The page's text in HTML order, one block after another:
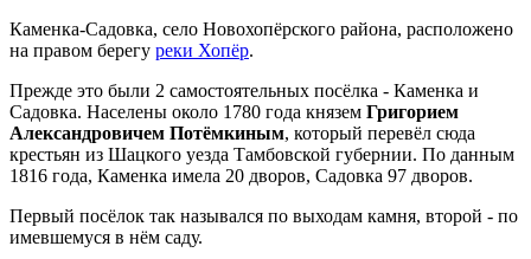
Каменка-Садовка, село Новохопёрского района, расположено
на правом берегу реки Хопёр.
Прежде это были 2 самостоятельных посёлка - Каменка и
Садовка. Населены около 1780 года князем Григорием
Александровичем Потёмкиным, который перевёл сюда
крестьян из Шацкого уезда Тамбовской губернии. По данным
1816 года, Каменка имела 20 дворов, Садовка 97 дворов.
Первый посёлок так назывался по выходам камня, второй - по
имевшемуся в нём саду.